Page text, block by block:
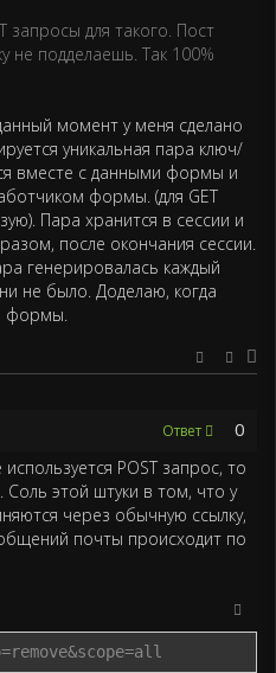
запросы для такого. Пост
не подделаешь. Так 100%
момент у меня сделано
уникальная пара ключ/
вместе с данными формы и
формы. (для GET
Пара хранится в сессии и
после окончания сессии.
генерировалась каждый
не было. Доделаю, когда
формы.
Ответ 0
используется POST запрос, то
этой штуки в том, что у
через обычную ссылку,
почты происходит по